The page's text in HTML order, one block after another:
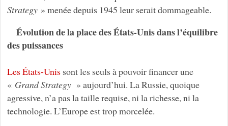
Strategy» menée depuis 1945 leur serait dommageable.
Évolution de la place des États-Unis dans l’équilibre
des puissances
Les États-Unissont les seuls à pouvoir financer une
« Grand Strategy » aujourd’hui. La Russie, quoique
agressive, n’a pas la taille requise, ni la richesse, ni la
technologie. L’Europe est trop morcelée.